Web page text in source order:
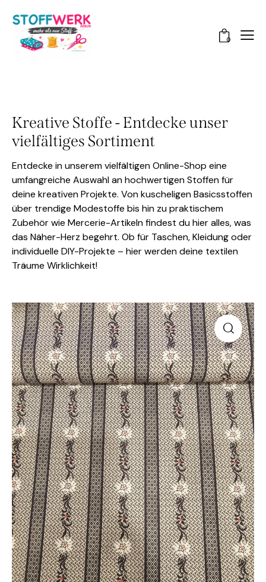
0
Kreative Stoffe - Entdecke unser
vielfältiges Sortiment
Entdecke in unserem vielfältigen Online-Shop eine
umfangreiche Auswahl an hochwertigen Stoffen für
deine kreativen Projekte. Von kuscheligen Basicsstoffen
über trendige Modestoffe bis hin zu praktischem
Zubehör wie Mercerie-Artikeln findest du hier alles, was
das Näher-Herz begehrt. Ob für Taschen, Kleidung oder
individuelle DIY-Projekte – hier werden deine textilen
Träume Wirklichkeit!